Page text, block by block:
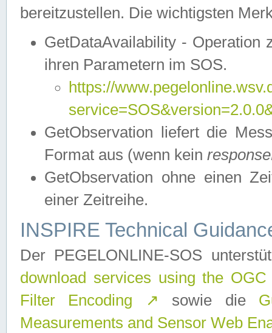
bereitzustellen. Die wichtigsten
GetDataAvailability - Operation
ihren Parametern im SOS.
https://
GetObservation liefert die
Format aus (wenn kein
GetObservation ohne einen
einer Zeitreihe.
INSPIRE Technical
Der PEGELONLINE-SOS
download services using the
Filter Encoding
↗ sowie die
Measurements and Sensor Web